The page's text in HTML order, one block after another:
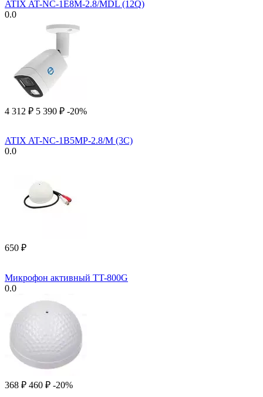
ATIX AT-NC-1E8M-2.8/MDL (12Q)
0.0
4 312 ₽ 5 390 ₽ -20%
ATIX AT-NC-1B5MP-2.8/M (3C)
0.0
‍650‍ ₽
Микрофон активный TT-800G
0.0
‍368‍ ₽ ‍460‍ ₽ -20%